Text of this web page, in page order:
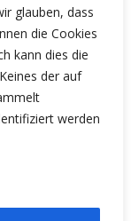
glauben, dass
die Cookies
kann dies die
der auf
werden